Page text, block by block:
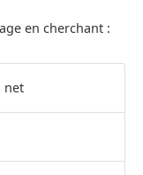
en cherchant :
net